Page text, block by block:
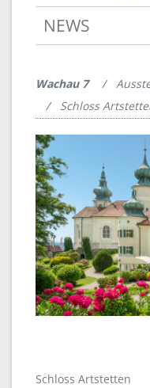
NEWS
Wachau 7
Schloss
Schloss Artstetten